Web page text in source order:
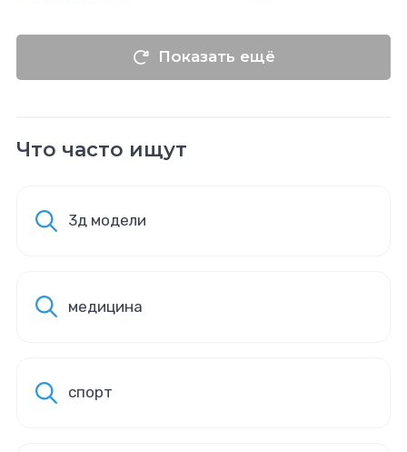
Показать ещё
Что часто ищут
3д модели
медицина
спорт